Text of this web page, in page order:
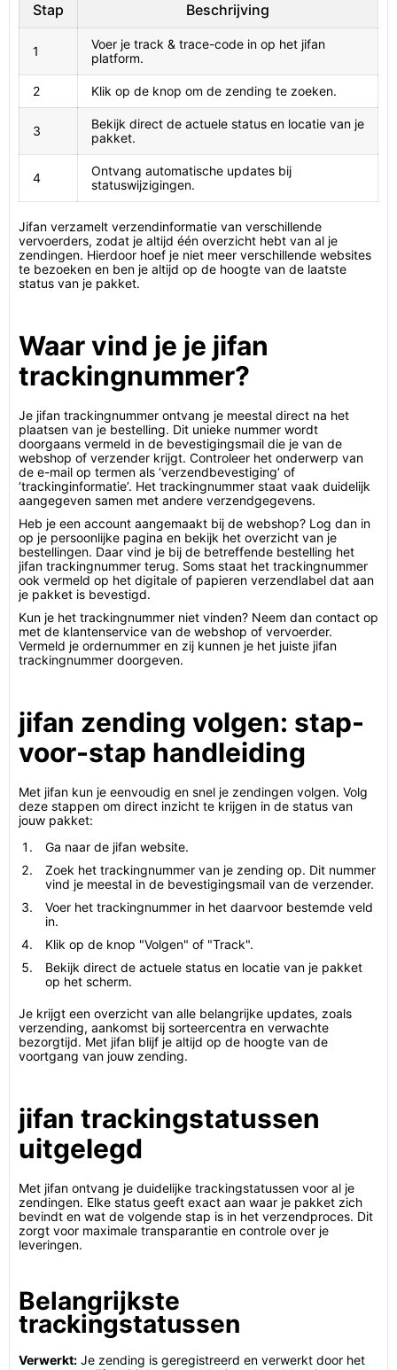
Stap Beschrijving
1
Voer je track & trace-code in op het jifan
platform.
2 Klik op de knop om de zending te zoeken.
3
Bekijk direct de actuele status en locatie van je
pakket.
4
Ontvang automatische updates bij
statuswijzigingen.
Jifan verzamelt verzendinformatie van verschillende
vervoerders, zodat je altijd één overzicht hebt van al je
zendingen. Hierdoor hoef je niet meer verschillende websites
te bezoeken en ben je altijd op de hoogte van de laatste
status van je pakket.
Waar vind je je jifan
trackingnummer?
Je jifan trackingnummer ontvang je meestal direct na het
plaatsen van je bestelling. Dit unieke nummer wordt
doorgaans vermeld in de bevestigingsmail die je van de
webshop of verzender krijgt. Controleer het onderwerp van
de e-mail op termen als ‘verzendbevestiging’ of
‘trackinginformatie’. Het trackingnummer staat vaak duidelijk
aangegeven samen met andere verzendgegevens.
Heb je een account aangemaakt bij de webshop? Log dan in
op je persoonlijke pagina en bekijk het overzicht van je
bestellingen. Daar vind je bij de betreffende bestelling het
jifan trackingnummer terug. Soms staat het trackingnummer
ook vermeld op het digitale of papieren verzendlabel dat aan
je pakket is bevestigd.
Kun je het trackingnummer niet vinden? Neem dan contact op
met de klantenservice van de webshop of vervoerder.
Vermeld je ordernummer en zij kunnen je het juiste jifan
trackingnummer doorgeven.
jifan zending volgen: stap-
voor-stap handleiding
Met jifan kun je eenvoudig en snel je zendingen volgen. Volg
deze stappen om direct inzicht te krijgen in de status van
jouw pakket:
Ga naar de jifan website.
Zoek het trackingnummer van je zending op. Dit nummer
vind je meestal in de bevestigingsmail van de verzender.
Voer het trackingnummer in het daarvoor bestemde veld
in.
Klik op de knop "Volgen" of "Track".
Bekijk direct de actuele status en locatie van je pakket
op het scherm.
Je krijgt een overzicht van alle belangrijke updates, zoals
verzending, aankomst bij sorteercentra en verwachte
bezorgtijd. Met jifan blijf je altijd op de hoogte van de
voortgang van jouw zending.
jifan trackingstatussen
uitgelegd
Met jifan ontvang je duidelijke trackingstatussen voor al je
zendingen. Elke status geeft exact aan waar je pakket zich
bevindt en wat de volgende stap is in het verzendproces. Dit
zorgt voor maximale transparantie en controle over je
leveringen.
Belangrijkste
trackingstatussen
Verwerkt: Je zending is geregistreerd en verwerkt door het